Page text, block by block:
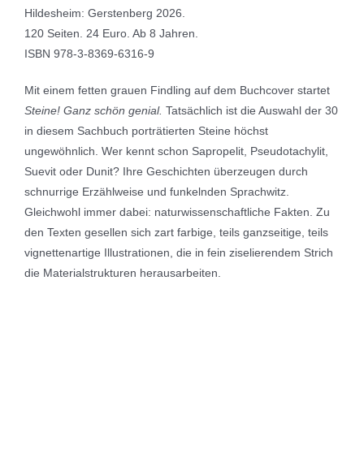
Hildesheim: Gerstenberg 2026.
120 Seiten. 24 Euro. Ab 8 Jahren.
ISBN 978-3-8369-6316-9
Mit einem fetten grauen Findling auf dem Buchcover startet
Steine! Ganz schön genial. Tatsächlich ist die Auswahl der 30
in diesem Sachbuch porträtierten Steine höchst
ungewöhnlich. Wer kennt schon Sapropelit, Pseudotachylit,
Suevit oder Dunit? Ihre Geschichten überzeugen durch
schnurrige Erzählweise und funkelnden Sprachwitz.
Gleichwohl immer dabei: naturwissenschaftliche Fakten. Zu
den Texten gesellen sich zart farbige, teils ganzseitige, teils
vignettenartige Illustrationen, die in fein ziselierendem Strich
die Materialstrukturen herausarbeiten.